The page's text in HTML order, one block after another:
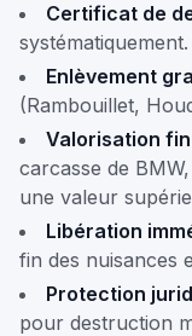
Certificat de
systématiquement.
Enlèvement
(Rambouillet,
Valorisation
carcasse de
une valeur
Libération
fin des nuisances
Protection
pour destruction